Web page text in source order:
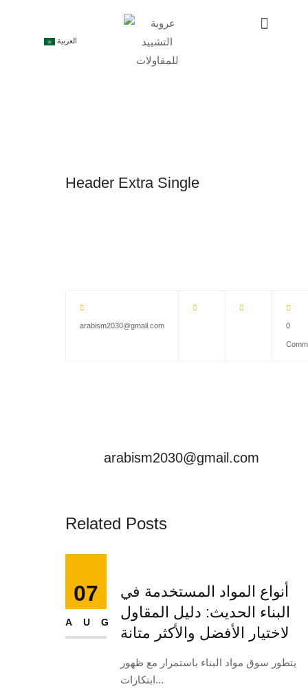
العربية
Header Extra Single
arabism2030@gmail.com 0
arabism2030@gmail.com
Related Posts
أنواع المواد المستخدمة في
البناء الحديث: دليل المقاول
لاختيار الأفضل والأكثر متانة
يتطور سوق مواد البناء باستمرار مع ظهور
ابتكارات...
07
AUG